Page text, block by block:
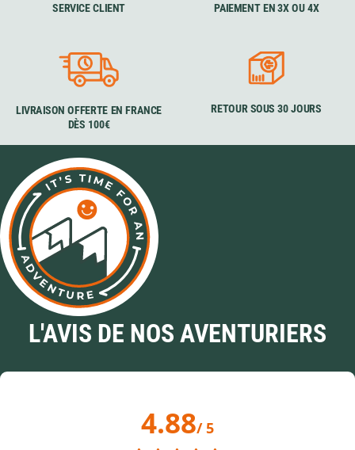
SERVICE CLIENT PAIEMENT EN 3X OU 4X
LIVRAISON OFFERTE EN FRANCE
DÈS 100€
RETOUR SOUS 30 JOURS
L'AVIS DE NOS AVENTURIERS
4.88/ 5